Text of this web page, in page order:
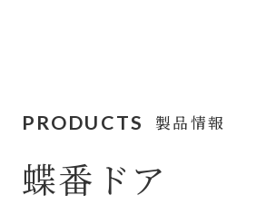
PRODUCTS 製品情報
蝶番ドア